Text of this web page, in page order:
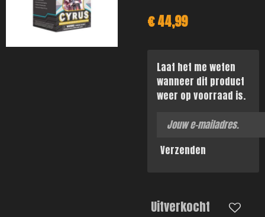
€ 44,99
Laat het me weten
wanneer dit product
weer op voorraad is.
Verzenden
Uitverkocht